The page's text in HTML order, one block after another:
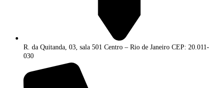
R. da Quitanda, 03, sala 501 Centro – Rio de Janeiro CEP: 20.011-
030